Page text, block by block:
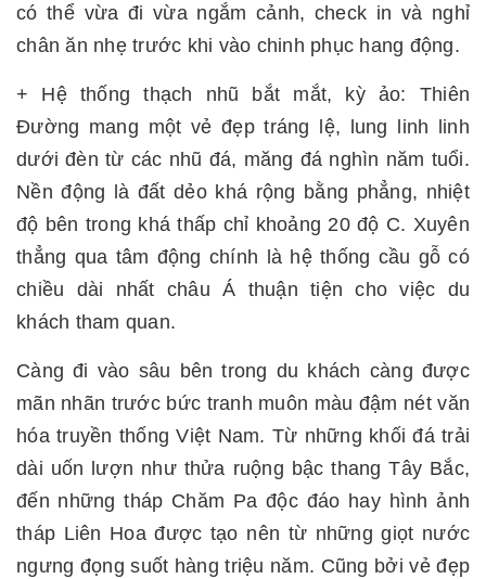
có thể vừa đi vừa ngắm cảnh, check in và nghỉ
chân ăn nhẹ trước khi vào chinh phục hang động.
+ Hệ thống thạch nhũ bắt mắt, kỳ ảo: Thiên
Đường mang một vẻ đẹp tráng lệ, lung linh linh
dưới đèn từ các nhũ đá, măng đá nghìn năm tuổi.
Nền động là đất dẻo khá rộng bằng phẳng, nhiệt
độ bên trong khá thấp chỉ khoảng 20 độ C. Xuyên
thẳng qua tâm động chính là hệ thống cầu gỗ có
chiều dài nhất châu Á thuận tiện cho việc du
khách tham quan.
Càng đi vào sâu bên trong du khách càng được
mãn nhãn trước bức tranh muôn màu đậm nét văn
hóa truyền thống Việt Nam. Từ những khối đá trải
dài uốn lượn như thửa ruộng bậc thang Tây Bắc,
đến những tháp Chăm Pa độc đáo hay hình ảnh
tháp Liên Hoa được tạo nên từ những giọt nước
ngưng đọng suốt hàng triệu năm. Cũng bởi vẻ đẹp